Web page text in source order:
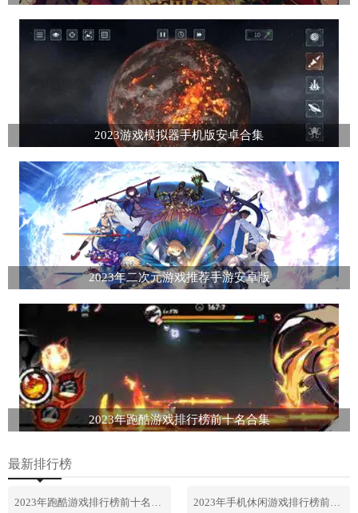
2023游戏模拟器手机版安卓合集
2023年二次元游戏推荐手游安卓版
2023年跑酷游戏排行榜前十名合集
最新排行榜
2023年跑酷游戏排行榜前十名合集 2023年手机休闲游戏排行榜前十名